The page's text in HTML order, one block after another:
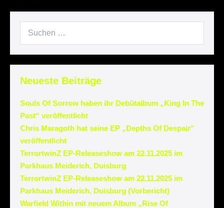
Neueste Beiträge
Souls Of Sorrow haben ihr Debütalbum „King In The
Past“ veröffentlicht
Chris Maragoth hat seine EP „Depths Of Despair“
veröffentlicht
TerrortwinZ EP-Releaseshow am 22.11.2025 im
Parkhaus Meiderich, Duisburg
TerrortwinZ EP-Releaseshow am 22.11.2025 im
Parkhaus Meiderich, Duisburg (Vorbericht)
Warfield Within mit neuem Album „Rise Of